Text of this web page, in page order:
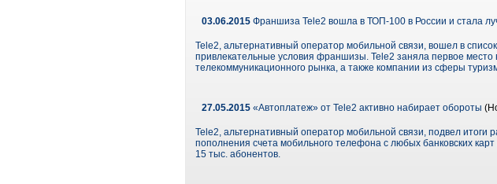
03.06.2015 Франшиза Tele2 вошла в ТОП-100 в России и стала
Tele2, альтернативный оператор мобильной связи, вошел в
привлекательные условия франшизы. Tele2 заняла первое место
телекоммуникационного рынка, а также компании из сферы
27.05.2015 «Автоплатеж» от Tele2 активно набирает обороты
Tele2, альтернативный оператор мобильной связи, подвел итоги
пополнения счета мобильного телефона с любых банковских
15 тыс. абонентов.